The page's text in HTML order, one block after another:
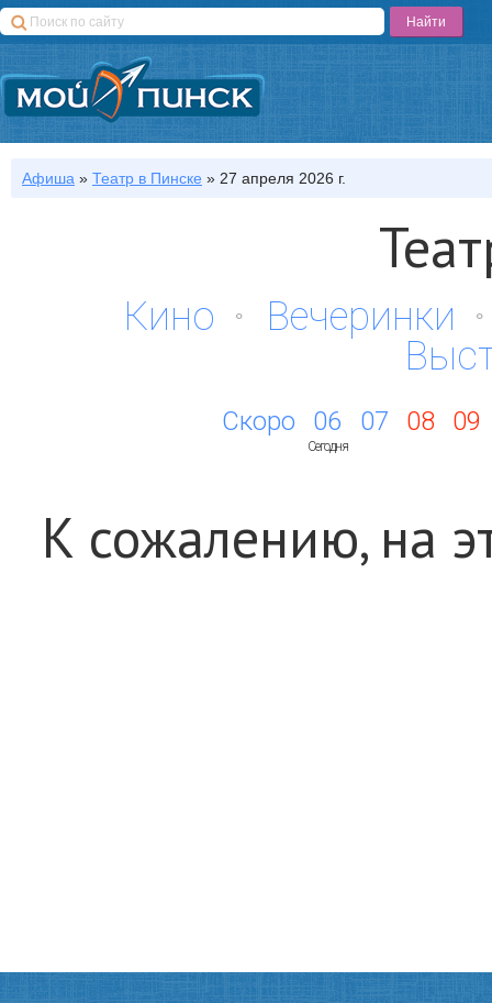
Афиша » Театр в Пинске » 27 апреля 2026 г.
Кино
Вечеринки
Скоро 06
Сегодня
07 08 09
К сожалению, на